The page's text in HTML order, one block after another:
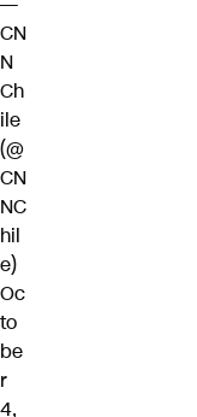
CN
N
Ch
ile
(@
CN
NC
hil
e)
Oc
to
be
r
4,